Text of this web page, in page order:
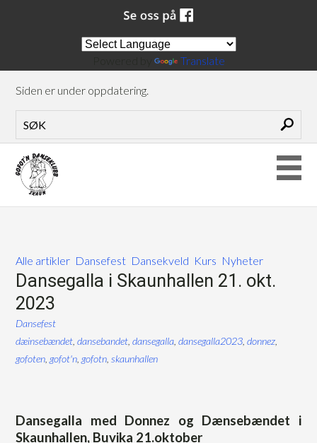
Siden er under oppdatering.
Alle artikler Dansefest Dansekveld Kurs Nyheter
Dansegalla i Skaunhallen 21. okt.
2023
Dansefest
dæinsebændet ,dansebandet ,dansegalla ,dansegalla2023 ,donnez
gofoten ,gofot'n ,gofotn skaunhallen
Dansegalla med Donnez og Dænsebændet i
Skaunhallen, Buvika 21.oktober
Translate